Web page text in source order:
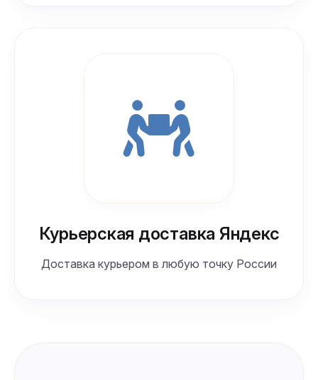
Курьерская доставка Яндекс
Доставка курьером в любую точку России